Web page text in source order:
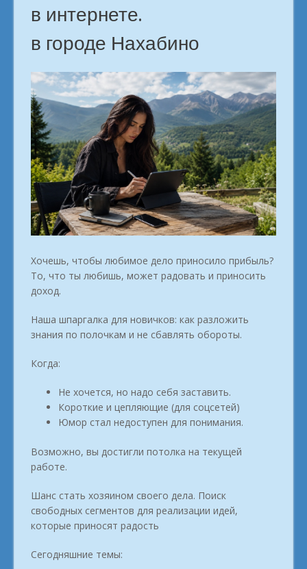
в интернете.
в городе Нахабино
Хочешь, чтобы любимое дело приносило прибыль?
То, что ты любишь, может радовать и приносить
доход.
Наша шпаргалка для новичков: как разложить
знания по полочкам и не сбавлять обороты.
Когда:
Не хочется, но надо себя заставить.
Короткие и цепляющие (для соцсетей)
Юмор стал недоступен для понимания.
Возможно, вы достигли потолка на текущей
работе.
Шанс стать хозяином своего дела. Поиск
свободных сегментов для реализации идей,
которые приносят радость
Сегодняшние темы: